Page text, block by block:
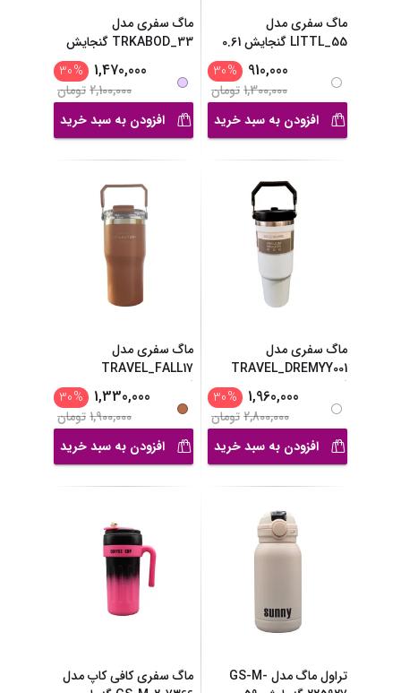
ماگ سفری مدل
LITTL_55 گنجایش 0.61
910,000
%
30
1,300,000تومان
افزودن به سبد خرید
ماگ سفری مدل
TRKABOD_33 گنجایش
1,470,000
%
30
2,100,000تومان
افزودن به سبد خرید
ماگ سفری مدل
TRAVEL_DREMYY001
گنجایش 0
1,960,000
%
30
2,800,000تومان
افزودن به سبد خرید
ماگ سفری مدل
TRAVEL_FALL17
گنجایش 0.62
...
1,330,000
%
30
1,900,000تومان
افزودن به سبد خرید
تراول ماگ مدل GS-M-
ماگ سفری کافی کاپ مدل